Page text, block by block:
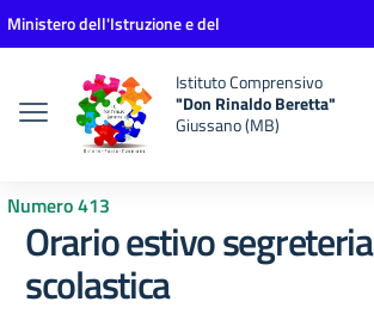
Vai ai contenuti
Vai al menu di navigazione
Vai al footer
Ministero dell'Istruzione e del
Istituto Comprensivo
"Don Rinaldo Beretta"
Giussano (MB)
Numero 413
Orario estivo segreteria
scolastica